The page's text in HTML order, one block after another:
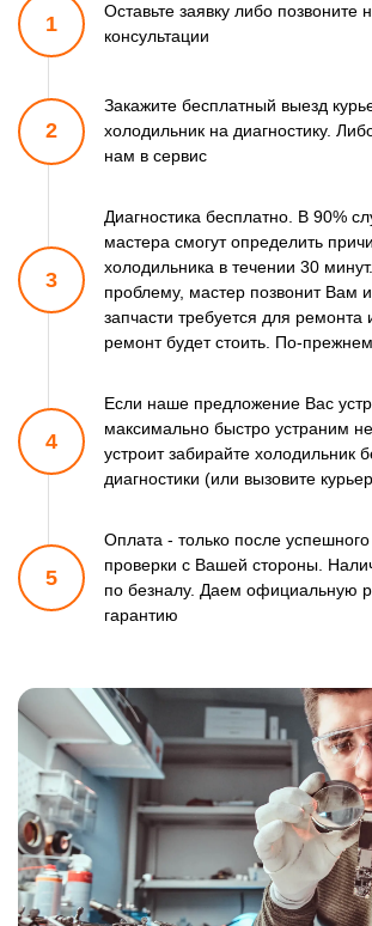
1
Оставьте заявку либо позвоните
консультации
2
Закажите бесплатный выезд
холодильник на диагностику.
нам в сервис
3
Диагностика бесплатно. В 90%
мастера смогутопределить
холодильника в течении 30 минут.
проблему, мастер позвонит Вам и
запчасти требуется для ремонта
ремонтбудет стоить. По-
4
Если наше предложение Вас
максимально быстро устраним
устроит забирайте холодильник
диагностики (или вызовите
5
Оплата - только после
проверки с Вашей стороны.
по безналу. Даем официальную
гарантию